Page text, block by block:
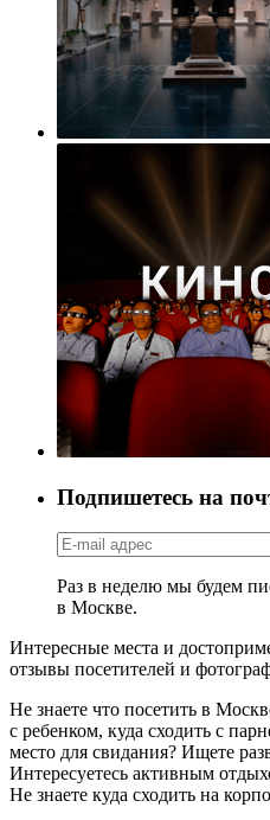
Подпишетесь на
Раз в неделю мы будем
в Москве.
Интересные места и
отзывы посетителей и
Не знаете что посетить в
с ребенком, куда сходить с
место для свидания? Ищете
Интересуетесь активным
Не знаете куда сходить на